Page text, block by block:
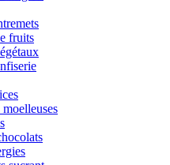
fruits
moelleuses